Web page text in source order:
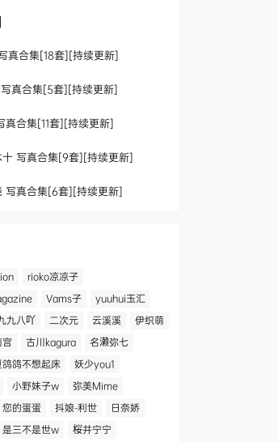
真合集[18套][持续更新]
真合集[5套][持续更新]
真合集[11套][持续更新]
十 写真合集[9套][持续更新]
写真合集[6套][持续更新]
rioko凉凉子
Vams子
yuuhui玉汇
九八吖 二次元 云溪溪
伊织萌
古川kagura
名濑弥七
鸽鸽不想起床
妖少you1
小野妹子w
弥美Mime
您的蛋蛋 抖娘-利世
日奈娇
是三不是世w
桜井宁宁